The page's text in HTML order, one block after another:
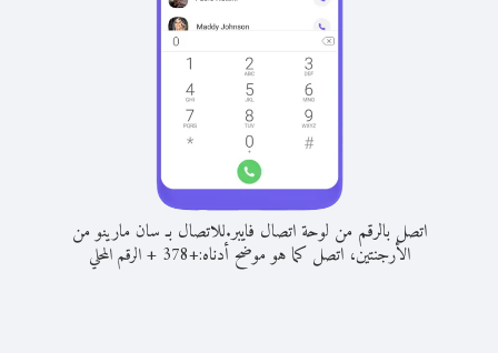
اتصل بالرقم من لوحة اتصال فايبر.للاتصال بـ سان مارينو من
الأرجنتين، اتصل كما هو موضح أدناه:+
378
+الرقم المحلي